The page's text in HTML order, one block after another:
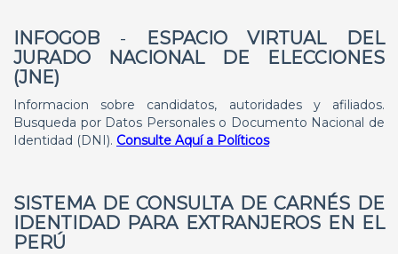
INFOGOB -
ESPACIO VIRTUAL DEL
JURADO NACIONAL DE ELECCIONES
(JNE)
Informacion sobre candidatos, autoridades y afiliados.
Busqueda por Datos Personales o Documento Nacional de
Identidad (DNI). Consulte Aquí a Políticos
SISTEMA DE CONSULTA DE CARNÉS DE
IDENTIDAD PARA EXTRANJEROS EN EL
PERÚ